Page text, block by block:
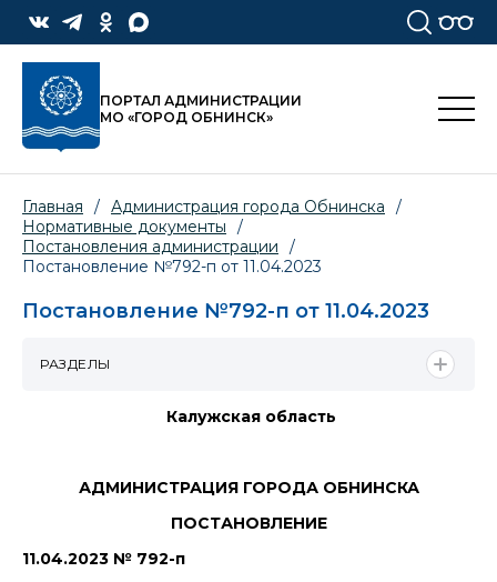
ПОРТАЛ АДМИНИСТРАЦИИ
МО «ГОРОД ОБНИНСК»
Главная / Администрация города Обнинска
/
Нормативные документы
/
Постановления администрации
/
Постановление №792-п от 11.04.2023
Постановление №792-п от 11.04.2023
Калужская область
АДМИНИСТРАЦИЯ ГОРОДА ОБНИНСКА
ПОСТАНОВЛЕНИЕ
11.04.2023 № 792-п
РАЗДЕЛЫ